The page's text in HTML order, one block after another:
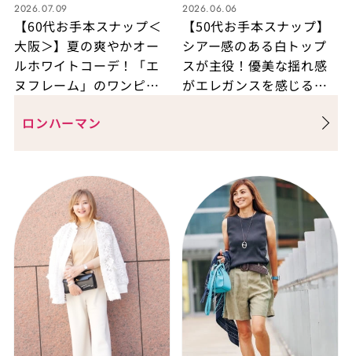
2026.07.09
【60代お手本スナップ＜
大阪＞】夏の爽やかオー
ルホワイトコーデ！「エ
ヌフレーム」のワンピ－
2026.06.06
【50代お手本スナップ】
シアー感のある白トップ
スが主役！優美な揺れ感
がエレガンスを感じる甘
ロンハーマン